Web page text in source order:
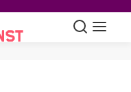
Suche